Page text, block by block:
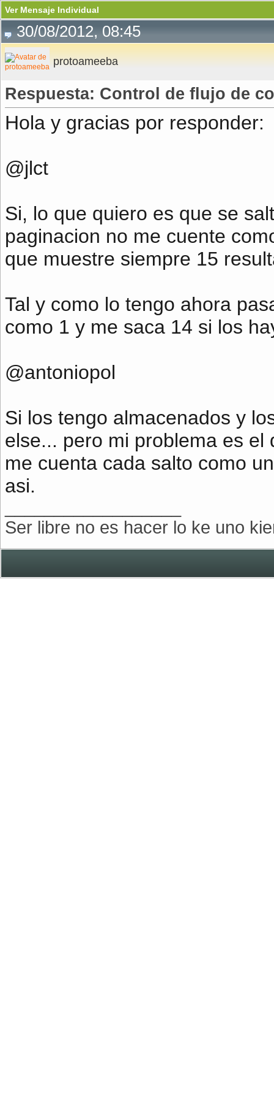
Ver Mensaje Individual
30/08/2012, 08:45
protoameeba
Respuesta: Control de flujo de
Hola y gracias por responder:
@jlct
Si, lo que quiero es que se
paginacion no me cuente
que muestre siempre 15
Tal y como lo tengo ahora
como 1 y me saca 14 si los
@antoniopol
Si los tengo almacenados y
else... pero mi problema es
me cuenta cada salto como
asi.
Ser libre no es hacer lo ke uno